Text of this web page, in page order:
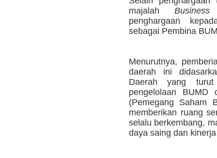
majalah
penghargaan
sebagai Pembina
Menurutnya,
daerah ini
Daerah yang turut
pengelolaan
(Pemegang Saham
memberikan ruang
selalu berkembang,
daya saing dan